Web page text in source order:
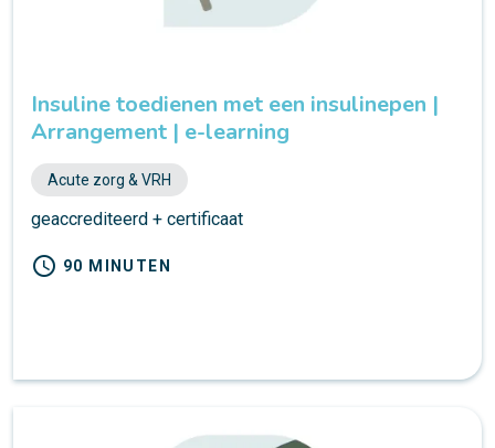
Insuline toedienen met een insulinepen |
Arrangement | e-learning
Acute zorg & VRH
geaccrediteerd + certificaat
schedule 90 MINUTEN